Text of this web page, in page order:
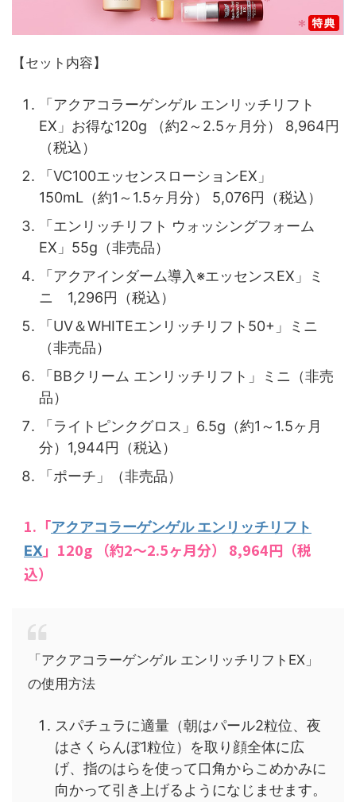
【セット内容】
「アクアコラーゲンゲル エンリッチリフト
EX」お得な120g （約2～2.5ヶ月分） 8,964円
（税込）
「VC100エッセンスローションEX」
150mL（約1～1.5ヶ月分） 5,076円（税込）
「エンリッチリフト ウォッシングフォーム
EX」55g（非売品）
「アクアインダーム導入※エッセンスEX」ミ
ニ 1,296円（税込）
「UV＆WHITEエンリッチリフト50+」ミニ
（非売品）
「BBクリーム エンリッチリフト」ミニ（非売
品）
「ライトピンクグロス」6.5g（約1～1.5ヶ月
分）1,944円（税込）
「ポーチ」（非売品）
1.「アクアコラーゲンゲル エンリッチリフト
EX 」120g （約2～2.5ヶ月分） 8,964円（税
込）
「アクアコラーゲンゲル エンリッチリフトEX」
の使用方法
スパチュラに適量（朝はパール2粒位、夜
はさくらんぼ1粒位）を取り顔全体に広
げ、指のはらを使って口角からこめかみに
向かって引き上げるようになじませます。